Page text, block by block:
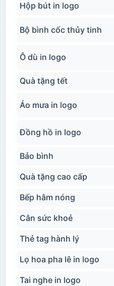
Hộp xi 2 cốc
Hộp bút in logo
Bộ bình cốc thủy tinh
Ô dù in logo
Quà tặng tết
Áo mưa in logo
Đồng hồ in logo
Bảo bình
Quà tặng cao cấp
Bếp hâm nóng
Cân sức khoẻ
Thẻ tag hành lý
Lọ hoa pha lê in logo
Tai nghe in logo